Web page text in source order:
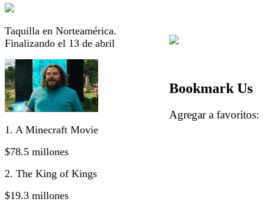
Taquilla en Norteamérica.
Finalizando el 13 de abril
1. A Minecraft Movie
$78.5 millones
2. The King of Kings
$19.3 millones
Bookmark Us
Agregar a